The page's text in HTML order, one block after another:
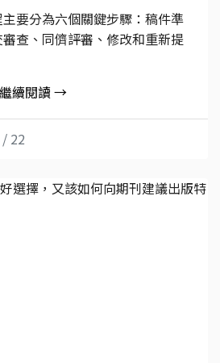
要分為六個關鍵步驟：稿件準
查、同儕評審、修改和重新提
繼續閱讀 →
22